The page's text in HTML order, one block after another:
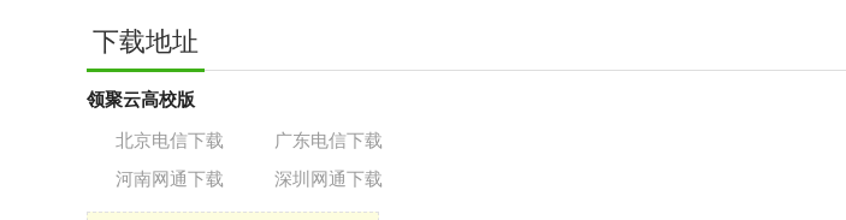
下载地址
领聚云高校版
北京电信下载
广东电信下载
河南网通下载
深圳网通下载